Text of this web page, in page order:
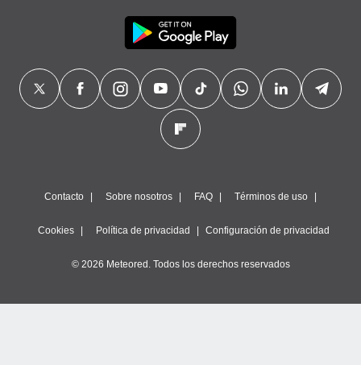
Contacto Sobre nosotros FAQ Términos de uso
Cookies Política de privacidad Configuración de privacidad
© 2026 Meteored. Todos los derechos reservados